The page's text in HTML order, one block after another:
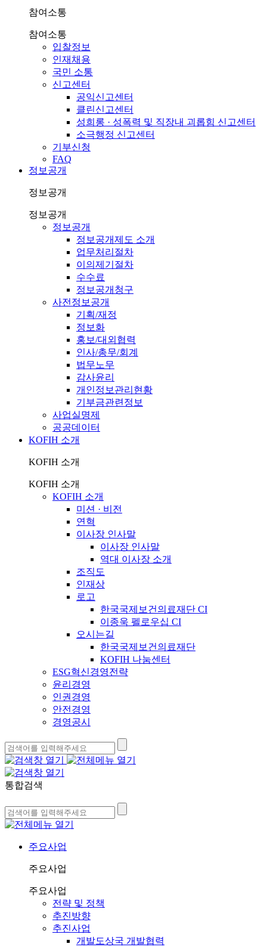
참여소통
참여소통
입찰정보
인재채용
국민 소통
신고센터
공익신고센터
클린신고센터
성희롱 · 성폭력 및 직장내 괴롭힘 신고센터
소극행정 신고센터
기부신청
FAQ
정보공개
정보공개
정보공개
정보공개
정보공개제도 소개
업무처리절차
이의제기절차
수수료
정보공개청구
사전정보공개
기획/재정
정보화
홍보/대외협력
인사/총무/회계
법무노무
감사윤리
개인정보관리현황
기부금관련정보
사업실명제
공공데이터
KOFIH 소개
KOFIH 소개
KOFIH 소개
KOFIH 소개
미션 · 비전
연혁
이사장 인사말
이사장 인사말
역대 이사장 소개
조직도
인재상
로고
한국국제보건의료재단 CI
이종욱 펠로우십 CI
오시는길
한국국제보건의료재단
KOFIH 나눔센터
ESG혁신경영전략
윤리경영
인권경영
안전경영
경영공시
통합검색
주요사업
주요사업
주요사업
전략 및 정책
추진방향
추진사업
개발도상국 개발협력